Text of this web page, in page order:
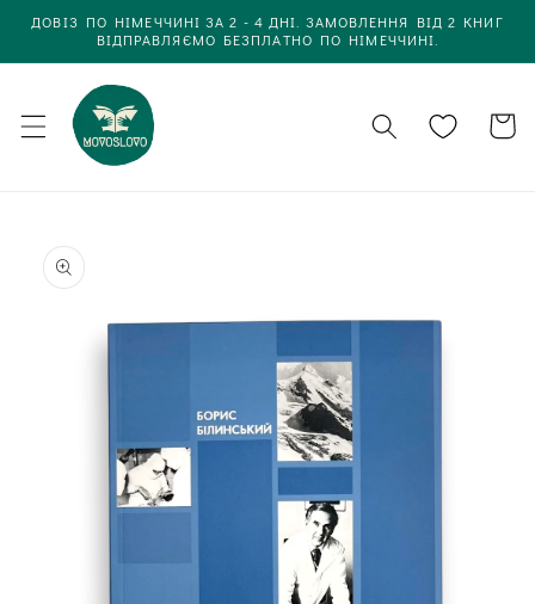
до
вмісту
ДОВІЗ ПО НІМЕЧЧИНІ ЗА 2 - 4 ДНІ. ЗАМОВЛЕННЯ ВІД 2 КНИГ
ВІДПРАВЛЯЄМО БЕЗПЛАТНО ПО НІМЕЧЧИНІ.
Кошик
інформації
про товар